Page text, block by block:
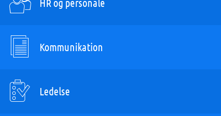
Kommunikation
Ledelse